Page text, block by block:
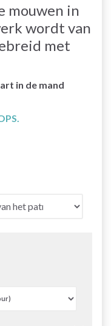
mouwen in
wordt van
met
in de mand